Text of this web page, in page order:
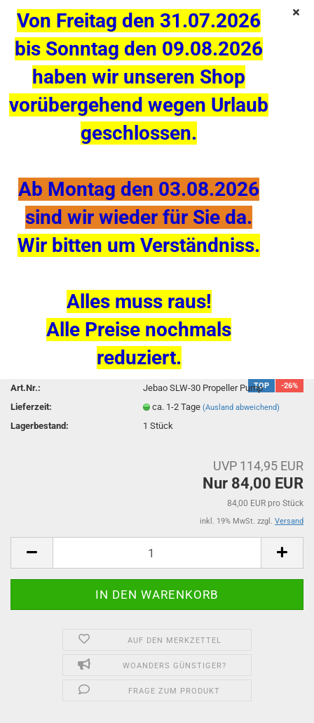
Von Freitag den 31.07.2026
bis Sonntag den 09.08.2026
haben wir unseren Shop
vorübergehend wegen Urlaub
geschlossen.
Ab Montag den 03.08.2026
sind wir wieder für Sie da.
Wir bitten um Verständniss.
Alles muss raus!
Alle Preise nochmals
reduziert.
Jebao / Jecod Strömungspumpe SLW-30 Propeller Pumpe
TOP -26%
Art.Nr.:
Jebao SLW-30 Propeller Pump
Lieferzeit:
ca. 1-2 Tage(Ausland abweichend)
Lagerbestand: 1Stück
UVP 114,95 EUR
Nur 84,00 EUR
84,00 EUR pro Stück
inkl. 19% MwSt. zzgl. Versand
AUF DEN MERKZETTEL
WOANDERS GÜNSTIGER?
FRAGE ZUM PRODUKT